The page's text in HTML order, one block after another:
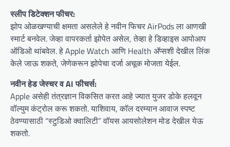
स्लीप डिटेक्शन फीचर:
झोप ओळखण्याची क्षमता असलेले हे नवीन फिचर AirPods ला आणखी
स्मार्ट बनवेल. जेव्हा वापरकर्ता झोपेत असेल, तेव्हा हे डिव्हाइस आपोआप
ऑडिओ थांबवेल. हे Apple Watch आणि Health अ‍ॅप्सशी देखील लिंक
केले जाऊ शकते, जेणेकरून झोपेचा दर्जा अचूक मोजता येईल.
नवीन हेड जेस्चर व AI फीचर्स:
Apple असेही तंत्रज्ञान विकसित करत आहे ज्यात युजर डोके हलवून
वॉल्युम कंट्रोल करू शकतो. याशिवाय, कॉल दरम्यान आवाज स्पष्ट
ठेवण्यासाठी “स्टुडिओ क्वालिटी” वॉयस आयसोलेशन मोड देखील येऊ
शकतो.